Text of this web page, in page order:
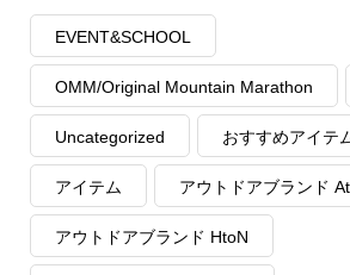
EVENT&SCHOOL
OMM/Original Mountain Marathon
Uncategorized おすすめアイテ
アイテム アウトドアブランド
アウトドアブランド HtoN